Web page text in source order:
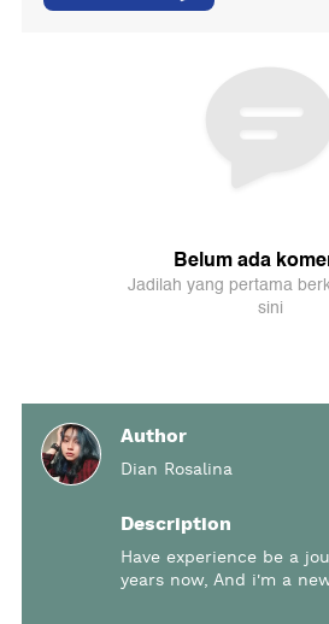
Author
Dian Rosalina
Description
Have experience be a
years now, And i'm a